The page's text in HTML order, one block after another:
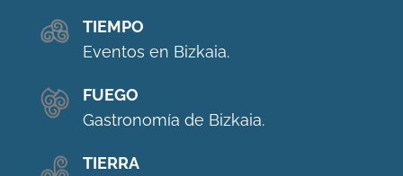
TIEMPO
Eventos en Bizkaia.
FUEGO
Gastronomía de Bizkaia.
TIERRA